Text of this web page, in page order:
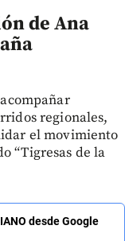
de Ana
regionales,
el movimiento
“Tigresas de la
desde Google